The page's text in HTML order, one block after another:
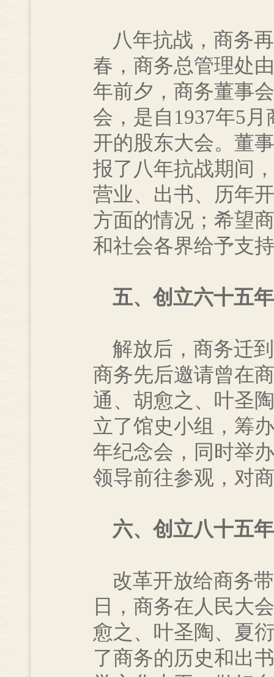
八年抗战，商务
春，商务总管理处
年前夕，商务董事
会，是自1937年5
开的股东大会。董
报了八年抗战期间
营业、出书、历年
方面的情况；希望
和社会各界给予支
五、创立六十五
解放后，商务迁
商务先后邀请曾在
通、胡愈之、叶圣
立了馆史小组，筹
年纪念会，同时举
领导前往参观，对
六、创立八十五
改革开放给商务
日，商务在人民大
愈之、叶圣陶、夏
了商务的历史和出